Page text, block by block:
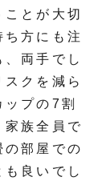
とが大切
方にも注
両手でし
クを減ら
プの7割
家族全員で
部屋での
良いでし